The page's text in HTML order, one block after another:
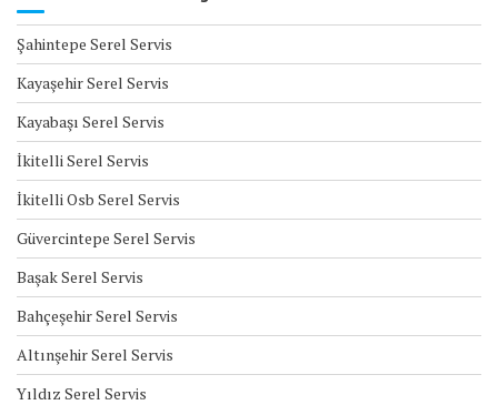
Şahintepe Serel Servis
Kayaşehir Serel Servis
Kayabaşı Serel Servis
İkitelli Serel Servis
İkitelli Osb Serel Servis
Güvercintepe Serel Servis
Başak Serel Servis
Bahçeşehir Serel Servis
Altınşehir Serel Servis
Yıldız Serel Servis